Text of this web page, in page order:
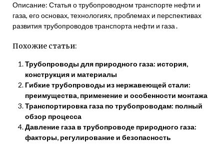
Описание: Статья о трубопроводном транспорте нефти и
газа, его основах, технологиях, проблемах и перспективах
развития трубопроводов транспорта нефти и газа․
Похожие статьи:
Трубопроводы для природного газа: история,
конструкция и материалы
Гибкие трубопроводы из нержавеющей стали:
преимущества, применение и особенности монтажа
Транспортировка газа по трубопроводам: полный
обзор процесса
Давление газа в трубопроводе природного газа:
факторы, регулирование и безопасность